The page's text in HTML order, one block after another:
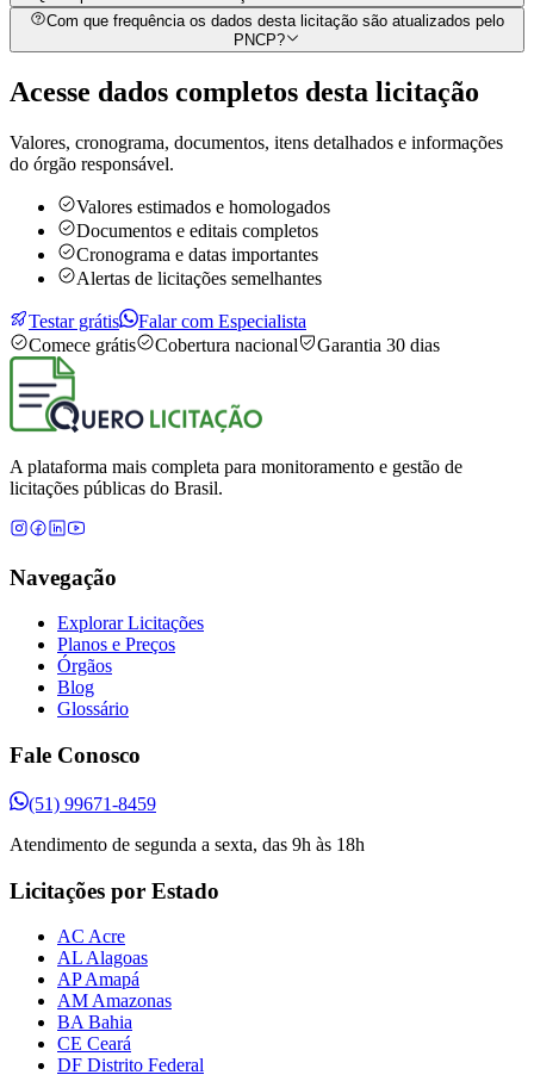
Com que frequência os dados desta licitação são atualizados pelo
PNCP?
Acesse dados completos desta licitação
Valores, cronograma, documentos, itens detalhados e informações
do órgão responsável.
Valores estimados e homologados
Documentos e editais completos
Cronograma e datas importantes
Alertas de licitações semelhantes
Testar grátis
Falar com Especialista
Comece grátis
Cobertura nacional Garantia 30 dias
A plataforma mais completa para monitoramento e gestão de
licitações públicas do Brasil.
Navegação
Explorar Licitações
Planos e Preços
Órgãos
Blog
Glossário
Fale Conosco
(51) 99671-8459
Atendimento de segunda a sexta, das 9h às 18h
Licitações por Estado
AC Acre
AL Alagoas
AP Amapá
AM Amazonas
BA Bahia
CE Ceará
DF Distrito Federal